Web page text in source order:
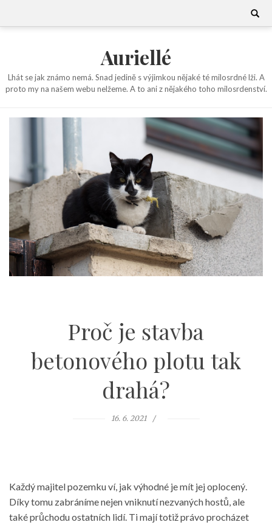
Search
Auriellé
Lhát se jak známo nemá. Snad jedině s výjimkou nějaké té milosrdné lži. A
proto my na našem webu nelžeme. A to ani z nějakého toho milosrdenství.
Proč je stavba
betonového plotu tak
drahá?
16. 6. 2021
Každý majitel pozemku ví, jak výhodné je mít jej oplocený.
Díky tomu zabráníme nejen vniknutí nezvaných hostů, ale
také průchodu ostatních lidí. Ti mají totiž právo procházet